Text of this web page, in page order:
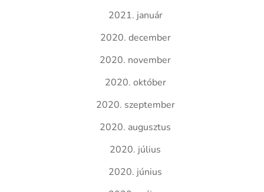
2021. január
2020. december
2020. november
2020. október
2020. szeptember
2020. augusztus
2020. július
2020. június